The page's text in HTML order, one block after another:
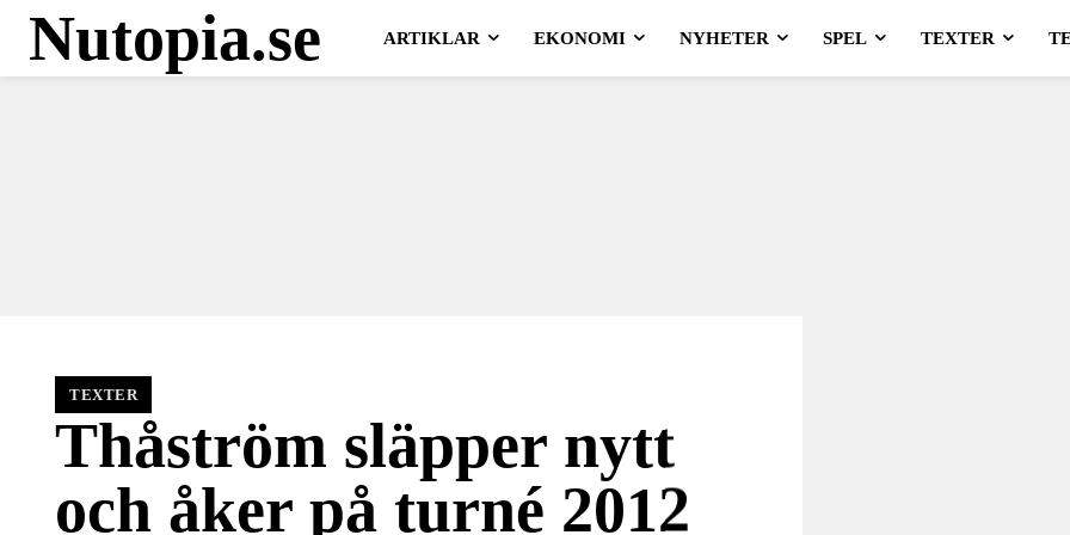
Nutopia.se ARTIKLAR EKONOMI NYHETER SPEL TEXTER
TEXTER
Thåström släpper nytt
och åker på turné 2012